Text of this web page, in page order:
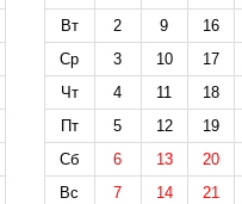
Вт
2 9
16
Ср
3 10
17
Чт
4 11
18
Пт
5 12
19
Сб
6 13
20
Вс
7 14 21